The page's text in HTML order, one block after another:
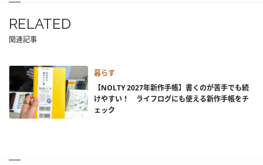
RELATED
関連記事
暮らす
【NOLTY 2027年新作手帳】書くのが苦手でも続
けやすい！ ライフログにも使える新作手帳をチ
ェック